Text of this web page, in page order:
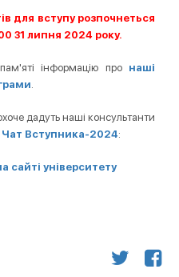
для вступу розпочнеться
31 липня 2024 року.
інформацію про наші
.
дадуть наші консультанти
Чат Вступника-2024:
сайті університету